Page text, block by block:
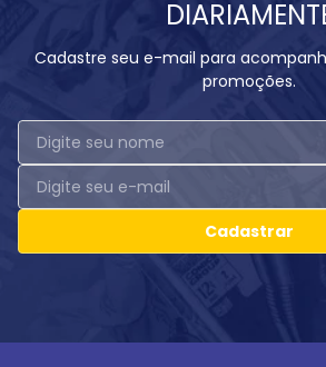
Cadastre seu e-mail para
promoções.
Cadastrar